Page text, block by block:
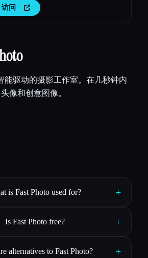
化AI头像。试试看 → aiselfi.es
访问
能驱动的摄影工作室。在几秒钟内
像和创意图像。
is Fast Photo used for? +
Is Fast Photo free? +
alternatives to Fast Photo? +